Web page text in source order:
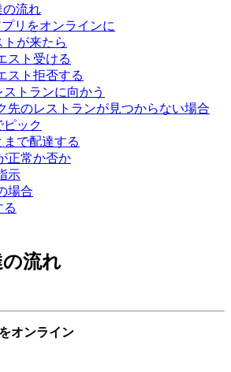
の流れ
リをオンラインに
が来たら
スト受ける
スト拒否する
ストランに向かう
先のレストランが見つからない場合
ピック
で配達する
正常か否か
示
場合
る
の流れ
オンライン